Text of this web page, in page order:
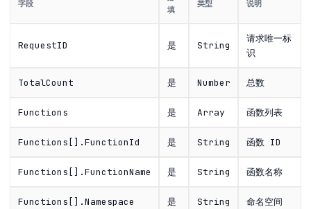
字段
填
类型 说明
RequestID 是 String
请求唯一标
识
TotalCount 是 Number 总数
Functions 是 Array 函数列表
Functions[].FunctionId 是 String 函数 ID
Functions[].FunctionName 是 String 函数名称
Functions[].Namespace 是 String 命名空间